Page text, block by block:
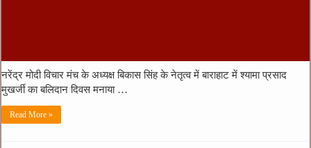
​नरेंद्र मोदी विचार मंच के अध्यक्ष बिकास सिंह के नेतृत्व में बाराहाट में श्यामा प्रसाद
मुखर्जी का बलिदान दिवस मनाया …
Read More »